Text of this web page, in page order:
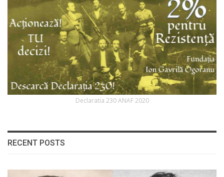
Declaratia 230 ANAF 2020
RECENT POSTS